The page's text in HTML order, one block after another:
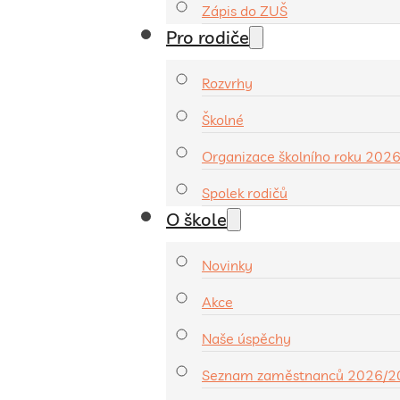
Zápis do ZUŠ
Pro rodiče
Rozvrhy
Školné
Organizace školního roku
Spolek rodičů
O škole
Novinky
Akce
Naše úspěchy
Seznam zaměstnanců 2026/